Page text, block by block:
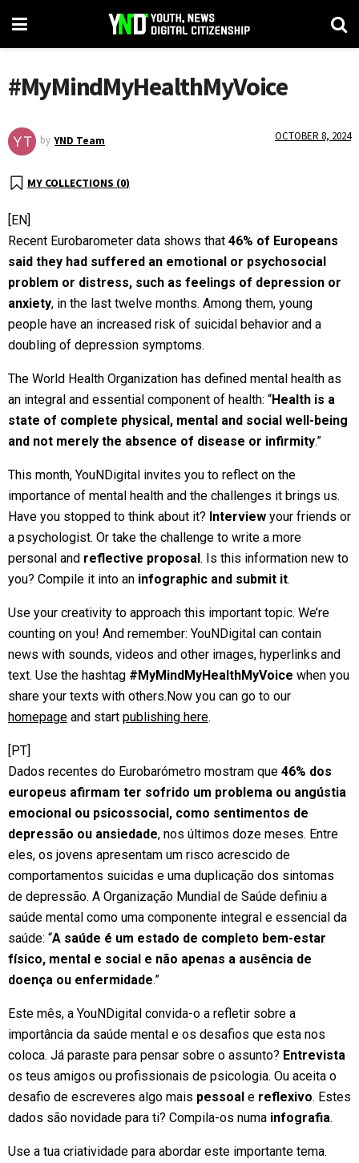
#MyMindMyHealthMyVoice
by YND Team OCTOBER 8, 2024
MY COLLECTIONS (0)
[EN]
Recent Eurobarometer data shows that 46% of Europeans
said they had suffered an emotional or psychosocial
problem or distress, such as feelings of depression or
anxiety, in the last twelve months. Among them, young
people have an increased risk of suicidal behavior and a
doubling of depression symptoms.
The World Health Organization has defined mental health as
an integral and essential component of health: “Health is a
state of complete physical, mental and social well-being
and not merely the absence of disease or infirmity.”
This month, YouNDigital invites you to reflect on the
importance of mental health and the challenges it brings us.
Have you stopped to think about it? Interview your friends or
a psychologist. Or take the challenge to write a more
personal and reflective proposal. Is this information new to
you? Compile it into an infographic and submit it.
Use your creativity to approach this important topic. We’re
counting on you! And remember: YouNDigital can contain
news with sounds, videos and other images, hyperlinks and
text. Use the hashtag #MyMindMyHealthMyVoice when you
share your texts with others.Now you can go to our
homepage and start publishing here.
[PT]
Dados recentes do Eurobarómetro mostram que 46% dos
europeus afirmam ter sofrido um problema ou angústia
emocional ou psicossocial, como sentimentos de
depressão ou ansiedade, nos últimos doze meses. Entre
eles, os jovens apresentam um risco acrescido de
comportamentos suicidas e uma duplicação dos sintomas
de depressão. A Organização Mundial de Saúde definiu a
saúde mental como uma componente integral e essencial da
saúde: “A saúde é um estado de completo bem-estar
físico, mental e social e não apenas a ausência de
doença ou enfermidade.”
Este mês, a YouNDigital convida-o a refletir sobre a
importância da saúde mental e os desafios que esta nos
coloca. Já paraste para pensar sobre o assunto? Entrevista
os teus amigos ou profissionais de psicologia. Ou aceita o
desafio de escreveres algo mais pessoal e reflexivo. Estes
dados são novidade para ti? Compila-os numa infografia.
Use a tua criatividade para abordar este importante tema.